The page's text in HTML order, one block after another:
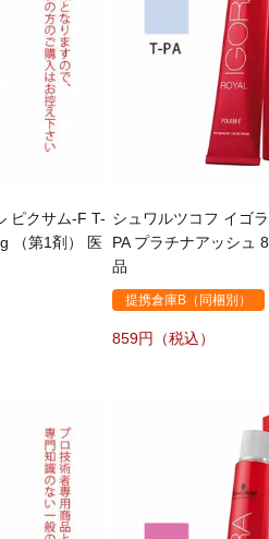
ピクサム-F T-
（第1剤） 医
シュワルツコフ イゴ
PA プラチナアッシュ
品
提携倉庫B（同梱別）
859